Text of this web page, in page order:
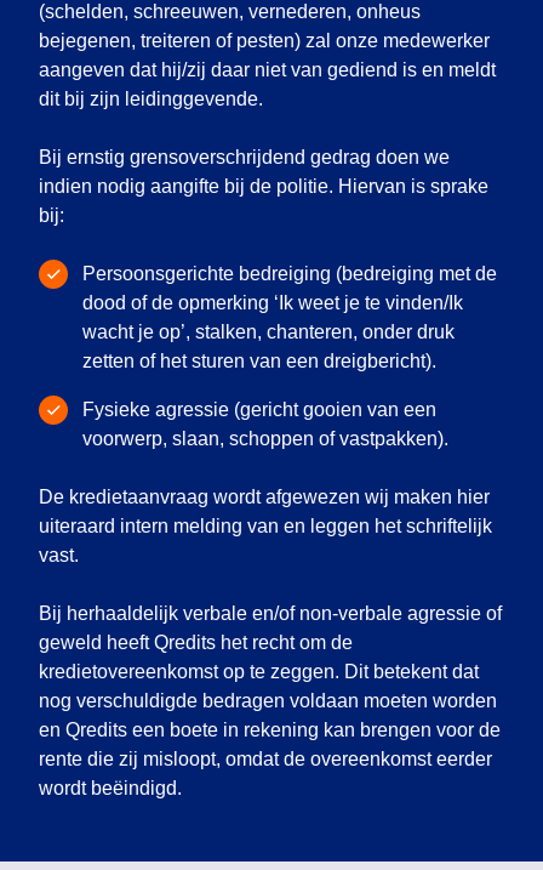
(schelden, schreeuwen, vernederen, onheus
bejegenen, treiteren of pesten) zal onze medewerker
aangeven dat hij/zij daar niet van gediend is en meldt
dit bij zijn leidinggevende.
Bij ernstig grensoverschrijdend gedrag doen we
indien nodig aangifte bij de politie. Hiervan is sprake
bij:
Persoonsgerichte bedreiging (bedreiging met de
dood of de opmerking ‘Ik weet je te vinden/Ik
wacht je op’, stalken, chanteren, onder druk
zetten of het sturen van een dreigbericht).
Fysieke agressie (gericht gooien van een
voorwerp, slaan, schoppen of vastpakken).
De kredietaanvraag wordt afgewezen wij maken hier
uiteraard intern melding van en leggen het schriftelijk
vast.
Bij herhaaldelijk verbale en/of non-verbale agressie of
geweld heeft Qredits het recht om de
kredietovereenkomst op te zeggen. Dit betekent dat
nog verschuldigde bedragen voldaan moeten worden
en Qredits een boete in rekening kan brengen voor de
rente die zij misloopt, omdat de overeenkomst eerder
wordt beëindigd.